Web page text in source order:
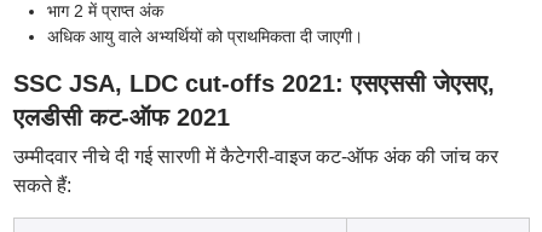
भाग 2 में प्राप्त अंक
अधिक आयु वाले अभ्यर्थियों को प्राथमिकता दी जाएगी।
SSC JSA, LDC cut-offs 2021: एसएससी जेएसए,
एलडीसी कट-ऑफ 2021
उम्मीदवार नीचे दी गई सारणी में कैटेगरी-वाइज कट-ऑफ अंक की जांच कर
सकते हैं: